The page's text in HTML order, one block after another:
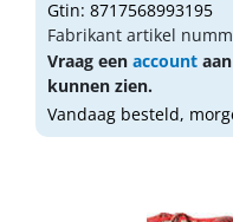
Gtin: 8717568993195
Fabrikant artikel
Vraag een account
kunnen zien.
Vandaag besteld,